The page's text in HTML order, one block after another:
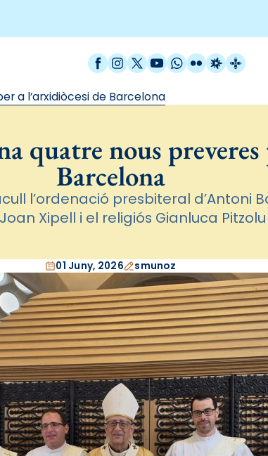
Facebook
Instagram
X / Twitter
YouTube
WhatsApp
FlickrRadio
a l’arxidiòcesi de Barcelona
quatre nous preveres
Barcelona
l’ordenació presbiteral d’Antoni
Xipell i el religiós Gianluca Pitzolu
01 Juny, 2026 smunoz